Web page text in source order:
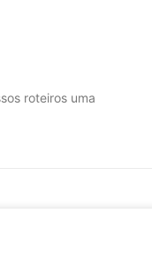
roteiros uma